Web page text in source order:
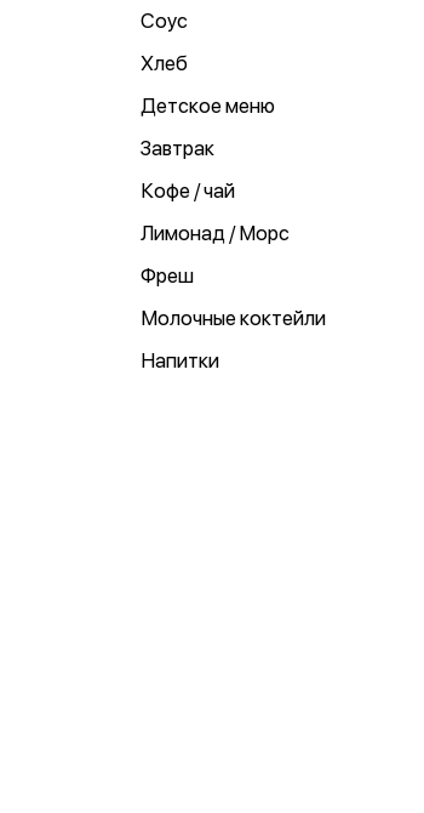
Соус
Хлеб
Детское меню
Завтрак
Кофе / чай
Лимонад / Морс
Фреш
Молочные коктейли
Напитки